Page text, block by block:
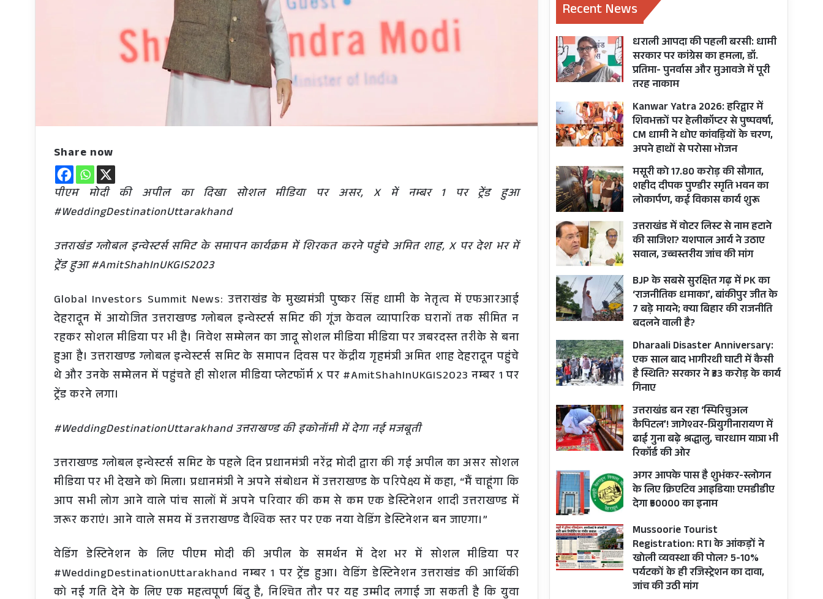
Share now
पीएम मोदी की अपील का दिखा सोशल मीडिया पर असर, X में नम्बर 1 पर ट्रेंड हुआ
#WeddingDestinationUttarakhand
उत्तराखंड ग्लोबल इन्वेस्टर्स समिट के समापन कार्यक्रम में शिरकत करने पहुंचे अमित शाह, X पर देश भर में
ट्रेंड हुआ #AmitShahInUKGIS2023
Global Investors Summit News: उत्तराखंड के मुख्यमंत्री पुष्कर सिंह धामी के नेतृत्व में एफआरआई
देहरादून में आयोजित उत्तराखण्ड ग्लोबल इन्वेस्टर्स समिट की गूंज केवल व्यापारिक घरानों तक सीमित न
रहकर सोशल मीडिया पर भी है। निवेश सम्मेलन का जादू सोशल मीडिया मीडिया पर जबरदस्त तरीके से बना
हुआ है। उत्तराखण्ड ग्लोबल इन्वेस्टर्स समिट के समापन दिवस पर केंद्रीय गृहमंत्री अमित शाह देहरादून पहुंचे
थे और उनके सम्मेलन में पहुंचते ही सोशल मीडिया प्लेटफॉर्म X पर #AmitShahInUKGIS2023 नम्बर 1 पर
ट्रेंड करने लगा।
#WeddingDestinationUttarakhand उत्तराखण्ड की इकोनॉमी में देगा नई मजबूती
उत्तराखण्ड ग्लोबल इन्वेस्टर्स समिट के पहले दिन प्रधानमंत्री नरेंद्र मोदी द्वारा की गई अपील का असर सोशल
मीडिया पर भी देखने को मिला। प्रधानमंत्री ने अपने संबोधन में उत्तराखण्ड के परिपेक्ष्य में कहा, “मैं चाहूंगा कि
आप सभी लोग आने वाले पांच सालों में अपने परिवार की कम से कम एक डेस्टिनेशन शादी उत्तराखण्ड में
जरूर कराएं। आने वाले समय में उत्तराखण्ड वैश्विक स्तर पर एक नया वेडिंग डेस्टिनेशन बन जाएगा।”
वेडिंग डेस्टिनेशन के लिए पीएम मोदी की अपील के समर्थन में देश भर में सोशल मीडिया पर
#WeddingDestinationUttarakhand नम्बर 1 पर ट्रेंड हुआ। वेडिंग डेस्टिनेशन उत्तराखंड की आर्थिकी
को नई गति देने के लिए एक महत्वपूर्ण बिंदु है, निश्चित तौर पर यह उम्मीद लगाई जा सकती है कि युवा
Recent News
धराली आपदा की पहली बरसी: धामी
सरकार पर कांग्रेस का हमला, डॉ.
प्रतिमा- पुनर्वास और मुआवजे में पूरी
तरह नाकाम
Kanwar Yatra 2026: हरिद्वार में
शिवभक्तों पर हेलीकॉप्टर से पुष्पवर्षा,
CM धामी ने धोए कांवड़ियों के चरण,
अपने हाथों से परोसा भोजन
मसूरी को 17.80 करोड़ की सौगात,
शहीद दीपक पुण्डीर स्मृति भवन का
लोकार्पण, कई विकास कार्य शुरू
उत्तराखंड में वोटर लिस्ट से नाम हटाने
की साजिश? यशपाल आर्य ने उठाए
सवाल, उच्चस्तरीय जांच की मांग
BJP के सबसे सुरक्षित गढ़ में PK का
‘राजनीतिक धमाका’, बांकीपुर जीत के
7 बड़े मायने; क्या बिहार की राजनीति
बदलने वाली है?
Dharaali Disaster Anniversary:
एक साल बाद भागीरथी घाटी में कैसी
है स्थिति? सरकार ने ₹33 करोड़ के कार्य
गिनाए
उत्तराखंड बन रहा ‘स्पिरिचुअल
कैपिटल’! जागेश्वर-त्रियुगीनारायण में
ढाई गुना बढ़े श्रद्धालु, चारधाम यात्रा भी
रिकॉर्ड की ओर
अगर आपके पास है शुभंकर-स्लोगन
के लिए क्रिएटिव आइडिया! एमडीडीए
देगा ₹50000 का इनाम
Mussoorie Tourist
Registration: RTI के आंकड़ों ने
खोली व्यवस्था की पोल? 5-10%
पर्यटकों के ही रजिस्ट्रेशन का दावा,
जांच की उठी मांग